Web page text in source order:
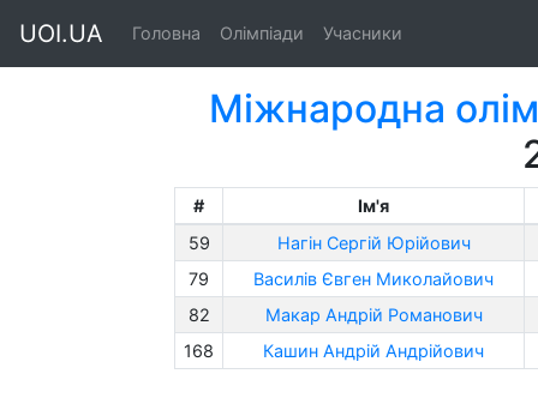
UOI.UA Головна Олімпіади Учасники
Міжнародна
#
Ім'я
59
Нагін Сергій Юрійович
79
Василів Євген Миколайович
82
Макар Андрій Романович
168
Кашин Андрій Андрійович